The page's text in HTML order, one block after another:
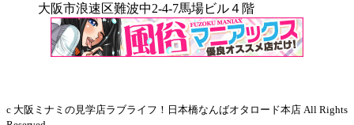
大阪市浪速区難波中2-4-7馬場ビル４階
c 大阪ミナミの見学店ラブライフ！日本橋なんばオタロード本店 All Rights